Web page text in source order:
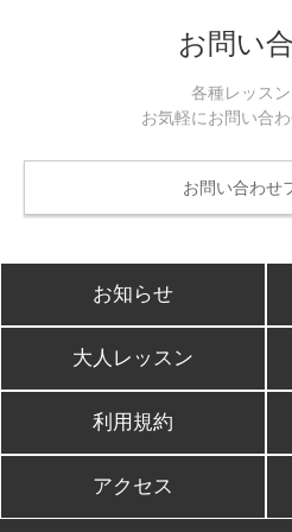
お問い
各種レッスン
お気軽にお問い合わ
お問い合わせ
お知らせ
大人レッスン
利用規約
アクセス